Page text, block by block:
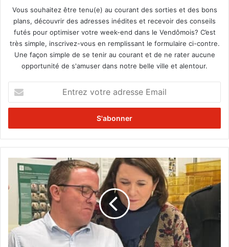
Vous souhaitez être tenu(e) au courant des sorties et des bons
plans, découvrir des adresses inédites et recevoir des conseils
futés pour optimiser votre week-end dans le Vendômois? C’est
très simple, inscrivez-vous en remplissant le formulaire ci-contre.
Une façon simple de se tenir au courant et de ne rater aucune
opportunité de s'amuser dans notre belle ville et alentour.
t
e
z
r
e
e
m
a